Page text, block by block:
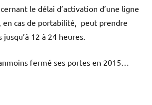
le délai d’activation d’une ligne
en cas de portabilité, peut prendre
12 à 24 heures.
fermé ses portes en 2015…